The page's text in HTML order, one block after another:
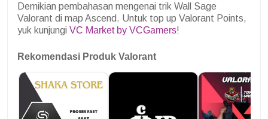
Demikian pembahasan mengenai trik Wall Sage
Valorant di map Ascend. Untuk top up Valorant Points,
yuk kunjungi VC Market by VCGamers!
Rekomendasi Produk Valorant